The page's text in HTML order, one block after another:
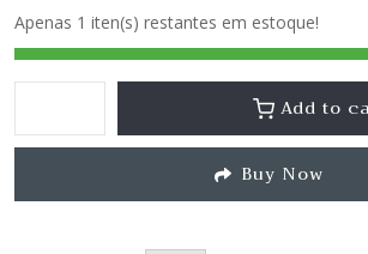
5
Apenas 1 iten(s) restantes em estoque!
Add to
Buy Now